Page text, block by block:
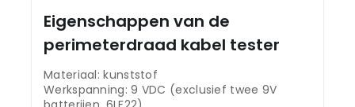
Eigenschappen van de
perimeterdraad kabel tester
Materiaal: kunststof
Werkspanning: 9 VDC (exclusief twee 9V